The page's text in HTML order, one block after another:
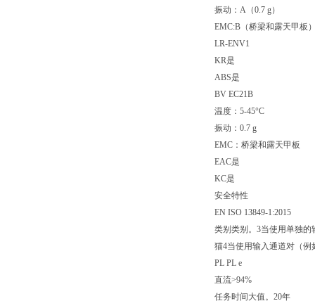
振动：A（0.7 g）
EMC:B（桥梁和露天甲板
LR-ENV1
KR是
ABS是
BV EC21B
温度：5-45°C
振动：0.7 g
EMC：桥梁和露天甲板
EAC是
KC是
安全特性
EN ISO 13849-1:2015
类别类别。3当使用单独的
猫4当使用输入通道对（例
PL PL e
直流>94%
任务时间大值。20年